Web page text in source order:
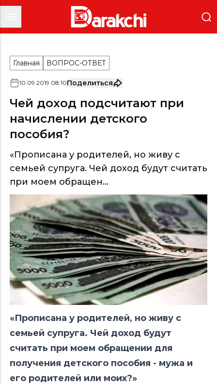
Главная ВОПРОС-ОТВЕТ
10.09.2019 08:10Поделиться
Чей доход подсчитают при
начислении детского
пособия?
«Прописана у родителей, но живу с
семьей супруга. Чей доход будут считать
при моем обращен...
«Прописана у родителей, но живу с
семьей супруга. Чей доход будут
считать при моем обращении для
получения детского пособия - мужа и
его родителей или моих?»